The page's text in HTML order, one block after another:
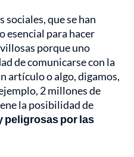
sociales, que se han
esencial para hacer
porque uno
de comunicarse con la
artículo o algo, digamos,
2 millones de
la posibilidad de
peligrosas por las